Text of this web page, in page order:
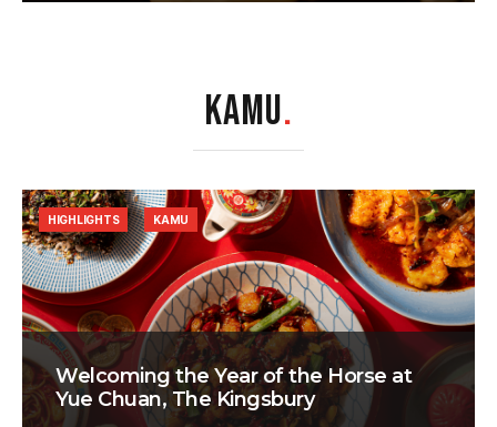
KAMU.
Welcoming the Year of the Horse at
Yue Chuan, The Kingsbury
HIGHLIGHTS KAMU